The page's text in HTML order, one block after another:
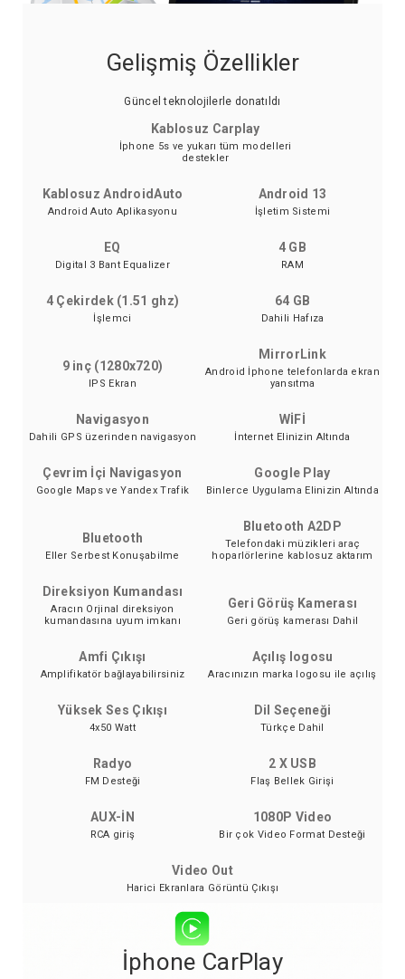
Gelişmiş Özellikler
Güncel teknolojilerle donatıldı
Kablosuz Carplay
İphone 5s ve yukarı tüm modelleri
destekler
Kablosuz AndroidAuto
Android Auto Aplikasyonu
Android 13
İşletim Sistemi
EQ
Digital 3 Bant Equalizer
4 GB
RAM
4 Çekirdek (1.51 ghz)
İşlemci
64 GB
Dahili Hafıza
9 inç (1280x720)
IPS Ekran
MirrorLink
Android İphone telefonlarda ekran
yansıtma
Navigasyon
Dahili GPS üzerinden navigasyon
WİFİ
İnternet Elinizin Altında
Çevrim İçi Navigasyon
Google Maps ve Yandex Trafik
Google Play
Binlerce Uygulama Elinizin Altında
Bluetooth
Eller Serbest Konuşabilme
Bluetooth A2DP
Telefondaki müzikleri araç
hoparlörlerine kablosuz aktarım
Direksiyon Kumandası
Aracın Orjinal direksiyon
kumandasına uyum imkanı
Geri Görüş Kamerası
Geri görüş kamerası Dahil
Amfi Çıkışı
Amplifikatör bağlayabilirsiniz
Açılış logosu
Aracınızın marka logosu ile açılış
Yüksek Ses Çıkışı
4x50 Watt
Dil Seçeneği
Türkçe Dahil
Radyo
FM Desteği
2 X USB
Flaş Bellek Girişi
AUX-İN
RCA giriş
1080P Video
Bir çok Video Format Desteği
Video Out
Harici Ekranlara Görüntü Çıkışı
İphone CarPlay